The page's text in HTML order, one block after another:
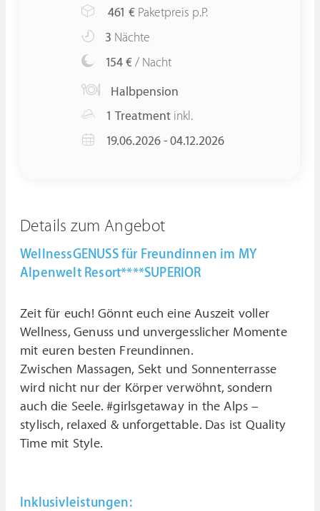
461 € Paketpreis p.P.
3 Nächte
154 € / Nacht
Halbpension
1 Treatment inkl.
19.06.2026 - 04.12.2026
Details zum Angebot
WellnessGENUSS für Freundinnen im MY
Alpenwelt Resort****SUPERIOR
Zeit für euch! Gönnt euch eine Auszeit voller
Wellness, Genuss und unvergesslicher Momente
mit euren besten Freundinnen.
Zwischen Massagen, Sekt und Sonnenterrasse
wird nicht nur der Körper verwöhnt, sondern
auch die Seele. #girlsgetaway in the Alps –
stylisch, relaxed & unforgettable. Das ist Quality
Time mit Style.
Inklusivleistungen: